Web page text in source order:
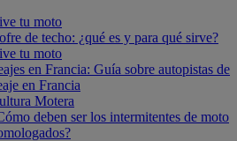
tu moto
de techo: ¿qué es y para qué sirve?
tu moto
en Francia: Guía sobre autopistas de
en Francia
Motera
deben ser los intermitentes de moto